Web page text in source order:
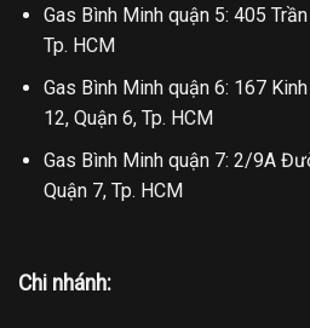
Gas Bình Minh quận 5: 405
Tp. HCM
Gas Bình Minh quận 6: 167
12, Quận 6, Tp. HCM
Gas Bình Minh quận 7: 2/9A
Quận 7, Tp. HCM
Chi nhánh: